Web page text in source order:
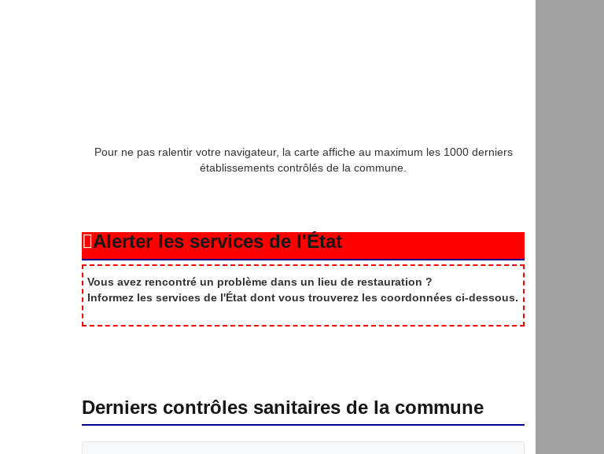
Pour ne pas ralentir votre navigateur, la carte affiche au maximum les 1000 derniers
établissements contrôlés de la commune.
Alerter les services de l'État
Vous avez rencontré un problème dans un lieu de restauration ?
Informez les services de l'État dont vous trouverez les coordonnées ci-dessous.
Derniers contrôles sanitaires de la commune